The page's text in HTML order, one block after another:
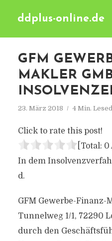
ddplus-online.de
GFM
MAKLER
23. März 2018 4 Min.
Click to rate this post!
[Total: 0
In dem
d.
GFM Gewerbe-Finanz-
Tunnelweg 1/1, 72290
durch den